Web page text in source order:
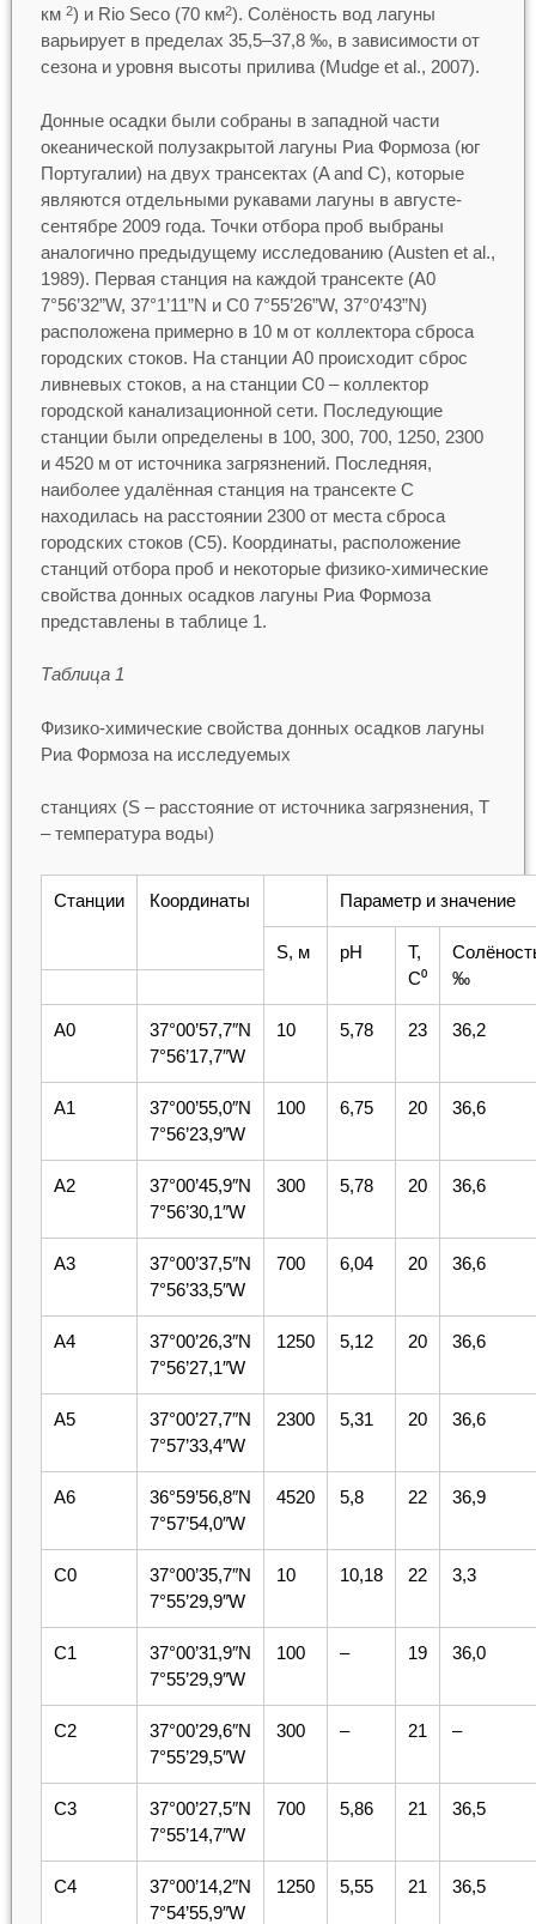
км 2) и Rio Seco (70 км2). Солёность вод лагуны
варьирует в пределах 35,5–37,8 ‰, в зависимости от
сезона и уровня высоты прилива (Mudge et al., 2007).
Донные осадки были собраны в западной части
океанической полузакрытой лагуны Риа Формоза (юг
Португалии) на двух трансектах (A and C), которые
являются отдельными рукавами лагуны в августе-
сентябре 2009 года. Точки отбора проб выбраны
аналогично предыдущему исследованию (Austen et al.,
1989). Первая станция на каждой трансекте (A0
7°56’32”W, 37°1’11”N и С0 7°55’26”W, 37°0’43”N)
расположена примерно в 10 м от коллектора сброса
городских стоков. На станции А0 происходит сброс
ливневых стоков, а на станции С0 – коллектор
городской канализационной сети. Последующие
станции были определены в 100, 300, 700, 1250, 2300
и 4520 м от источника загрязнений. Последняя,
наиболее удалённая станция на трансекте С
находилась на расстоянии 2300 от места сброса
городских стоков (С5). Координаты, расположение
станций отбора проб и некоторые физико-химические
свойства донных осадков лагуны Риа Формоза
представлены в таблице 1.
Таблица 1
Физико-химические свойства донных осадков лагуны
Риа Формоза на исследуемых
станциях (S – расстояние от источника загрязнения, Т
– температура воды)
Станции Координаты Параметр и значение
S, м pH
Т,
С⁰
‰
А0
37°00’57,7″N
7°56’17,7″W
10 5,78 23 36,2
А1
37°00’55,0″N
7°56’23,9″W
100 6,75 20 36,6
А2
37°00’45,9″N
7°56’30,1″W
300 5,78 20 36,6
А3
37°00’37,5″N
7°56’33,5″W
700 6,04 20 36,6
А4
37°00’26,3″N
7°56’27,1″W
1250 5,12 20 36,6
А5
37°00’27,7″N
7°57’33,4″W
2300 5,31 20 36,6
А6
36°59’56,8″N
7°57’54,0″W
4520 5,8 22 36,9
С0
37°00’35,7″N
7°55’29,9″W
10 10,18 22 3,3
С1
37°00’31,9″N
7°55’29,9″W
100 – 19 36,0
С2
37°00’29,6″N
7°55’29,5″W
300 – 21 –
С3
37°00’27,5″N
7°55’14,7″W
700 5,86 21 36,5
С4
37°00’14,2″N
7°54’55,9″W
1250 5,55 21 36,5